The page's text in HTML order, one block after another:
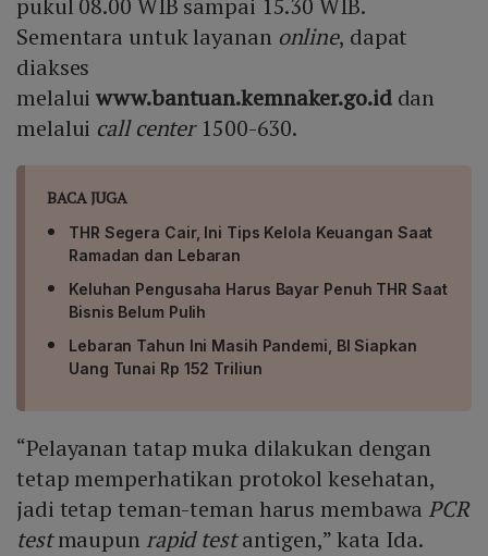
pukul 08.00 WIB sampai 15.30 WIB.
Sementara untuk layanan online, dapat
diakses
melaluiwww.bantuan.kemnaker.go.iddan
melalui call center1500-630.
BACA JUGA
THR Segera Cair, Ini Tips Kelola Keuangan Saat
Ramadan dan Lebaran
Keluhan Pengusaha Harus Bayar Penuh THR Saat
Bisnis Belum Pulih
Lebaran Tahun Ini Masih Pandemi, BI Siapkan
Uang Tunai Rp 152 Triliun
“Pelayanan tatap muka dilakukan dengan
tetap memperhatikan protokol kesehatan,
jadi tetap teman-teman harus membawa PCR
testmaupun rapid testantigen,” kata Ida.